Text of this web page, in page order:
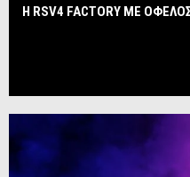
Η RSV4 FACTORY ΜΕ